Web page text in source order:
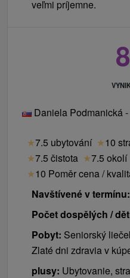
veľmi príjemne.
Daniela Podmanická
★7.5 ubytování ★10
★7.5 čistota ★7.5 okolí
★10 Poměr cena /
Navštívené v termínu:
Počet dospělých /
Pobyt: Seniorský
Zlaté dni zdravia v
plusy: Ubytovanie,